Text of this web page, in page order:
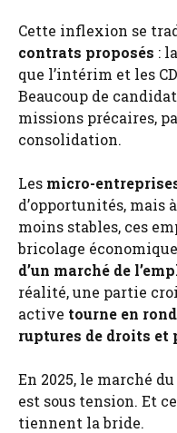
Cette inflexion se
contrats proposés :
que l’intérim et les
Beaucoup de
missions précaires,
consolidation.
Les micro-
d’opportunités, mais
moins stables, ces
bricolage
d’un marché de
réalité, une partie
active tourne en
ruptures de droits et
En 2025, le marché
est sous tension. Et
tiennent la bride.